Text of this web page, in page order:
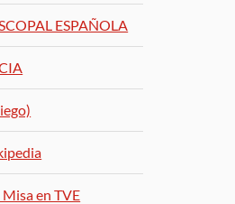
ESPAÑOLA
Misa en TVE